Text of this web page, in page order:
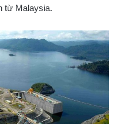
từ Malaysia.